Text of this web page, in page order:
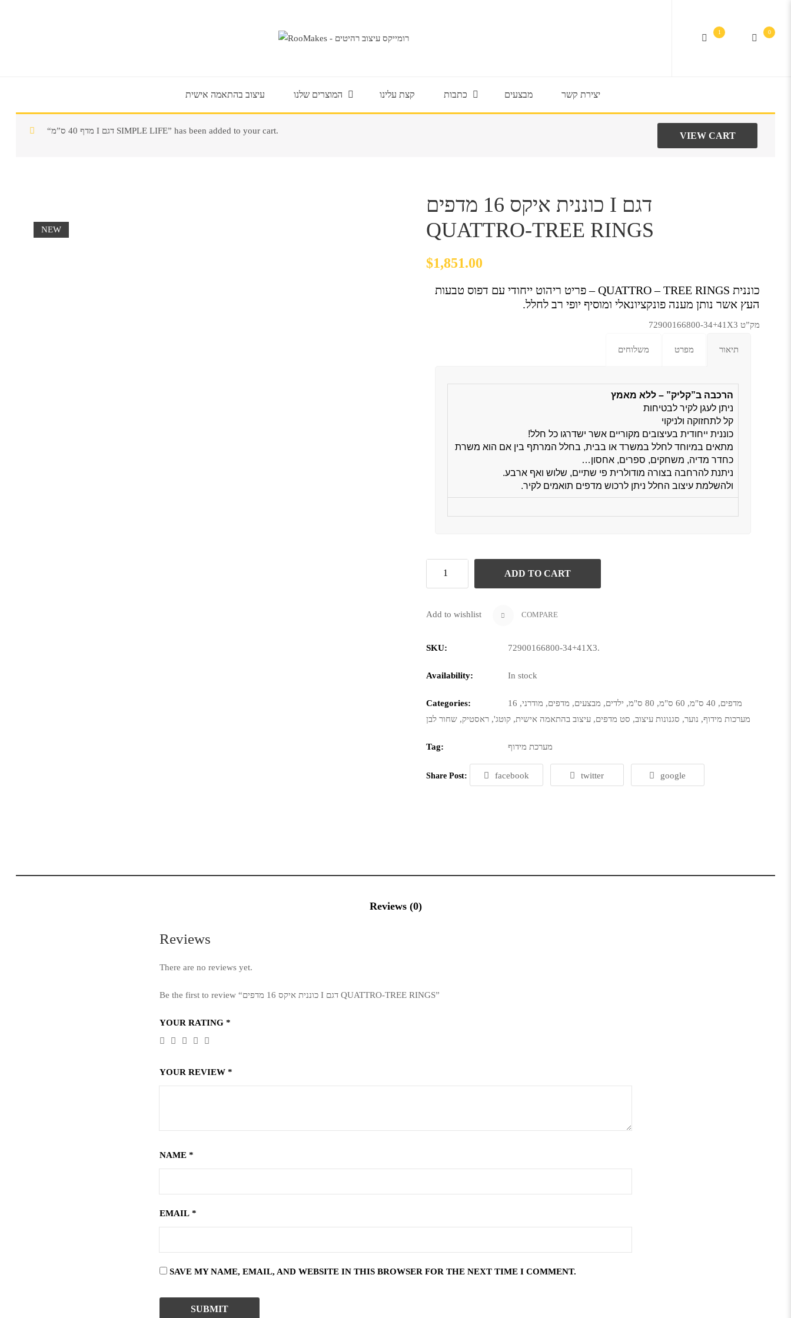
1 0
עיצוב בהתאמה אישית המוצרים שלנו קצת עלינו כתבות מבצעים יצירת קשר
VIEW CART “מדף 40 ס”מ I דגם SIMPLE LIFE” has been added to your cart.
NEW
כוננית איקס 16 מדפים I דגם
QUATTRO-TREE RINGS
$1,851.00
כוננית QUATTRO – TREE RINGS –
פריט ריהוט ייחודי עם דפוס טבעות
העץ אשר נותן מענה פונקציונאלי ומוסיף יופי רב לחלל.
מק”ט 72900166800-34+41X3
תיאור מפרט משלוחים
הרכבה ב”קליק” – ללא מאמץ
ניתן לעגן לקיר לבטיחות
קל לתחזוקה ולניקוי
כוננית ייחודית בעיצובים מקוריים אשר ישדרגו כל חלל!
מתאים במיוחד לחלל במשרד או בבית, בחלל המרתף בין אם הוא משרת
כחדר מדיה, משחקים, ספרים, אחסון…
ניתנת להרחבה בצורה מודולרית פי שתיים, שלוש ואף ארבע.
ולהשלמת עיצוב החלל ניתן לרכוש מדפים תואמים לקיר.
ADD TO CART
Add to wishlist COMPARE
SKU: 72900166800-34+41X3.
Availability: In stock
Categories: 16 מדפים, 40 ס"מ , 60 ס"מ , 80 ס"מ , ילדים, מבצעים, מדפים, מודרני,
מערכות מידוף, נוער, סגנונות עיצוב, סט מדפים,עיצוב בהתאמה אישית,קוטג',ראסטיק,שחור לבן
Tag: מערכת מידוף
Share Post: facebook twitter google
Reviews (0)
Reviews
There are no reviews yet.
Be the first to review “כוננית איקס 16 מדפים I דגם QUATTRO-TREE RINGS”
YOUR RATING *
YOUR REVIEW *
NAME *
EMAIL *
SAVE MY NAME, EMAIL, AND WEBSITE IN THIS BROWSER FOR THE NEXT TIME I COMMENT.